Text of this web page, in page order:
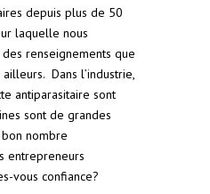
depuis plus de 50
laquelle nous
renseignements que
Dans l’industrie,
antiparasitaire sont
sont de grandes
nombre
entrepreneurs
vous confiance?